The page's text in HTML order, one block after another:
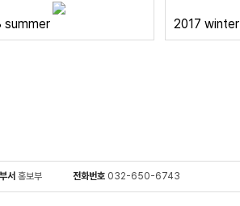
summer 2017 winter
서 홍보부 전화번호 032-650-6743